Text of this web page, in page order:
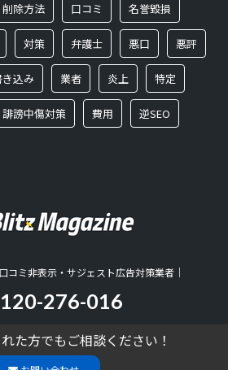
た方でもご相談ください！
削除方法 口コミ 名誉毀損
対策 弁護士 悪口 悪評
込み 業者 炎上 特定
誹謗中傷対策 費用 逆SEO
コミ非表示・サジェスト広告対策業者｜
276-016
た方でもご相談ください！
10:00～18:00／土日祝日休
無料相談